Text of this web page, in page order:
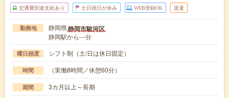
交通費別途支給あり 土日祝日が休み WEB登録OK 派遣
勤務地 静岡県静岡市駿河区
静岡駅から---分
曜日頻度 シフト制（土/日は休日固定）
時間 （実働8時間／休憩60分）
期間 3カ月以上～長期